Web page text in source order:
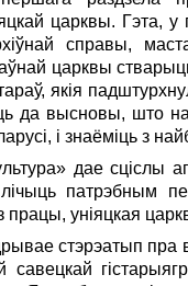
царквы. Гэта, у
справы,
царквы
якія
да высновы, што
і знаёміць з
дае сціслы
лічыць патрэбным
працы, уніяцкая
стэрэатып пра
савецкай